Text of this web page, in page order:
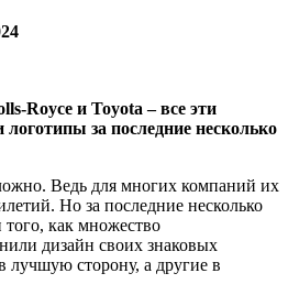
Royce и Toyota – все эти
за последние несколько
Ведь для многих компаний их
Но за последние несколько
того, как множество
дизайн своих знаковых
сторону, а другие в